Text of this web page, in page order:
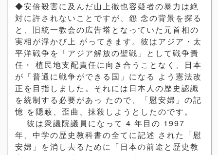
◆安倍殺害に及んだ山上徹也容疑者の暴力は絶
対に許されないことですが、怨 念の背景を探る
と、旧統一教会の広告塔となっていた元首相の
実相が浮かび上 がってきます。彼はアジア・太
平洋戦争を「アジア解放の聖戦」として戦争責
任・ 植民地支配責任に向き合うことなく、日本
が「普通に戦争ができる国」になる よう憲法改
正を目指しました。それには日本人の歴史認識
を統制する必要があっ たので、「慰安婦」の記
憶 を隠蔽、歪曲、抹殺しようとしたのです。
彼は衆議院議員になって 4 年目の 1997
年、中学の歴史教科書の全てに記述 された「慰
安婦」を消し去るために「日本の前途と歴史教